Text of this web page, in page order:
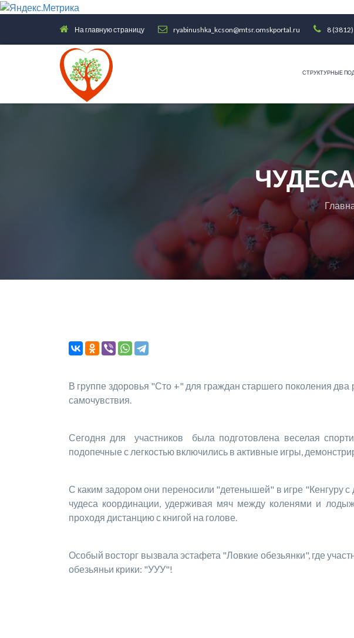
На главную страницу ryabinushka_kcson@mtsr.omskportal.ru 8
СТРУКТУРНЫЕ
В группе здоровья "Сто +" для граждан старшего поколения
самочувствия.
Сегодня для участников была подготовлена веселая
подопечные с легкостью включились в активные игры,
С каким задором они переносили "детенышей" в игре "Кенгуру
чудеса координации, удерживая мяч между коленями и
проходя дистанцию с книгой на голове.
Особый восторг вызвала эстафета "Ловкие обезьянки", где
обезьяньи крики: "УУУ"!